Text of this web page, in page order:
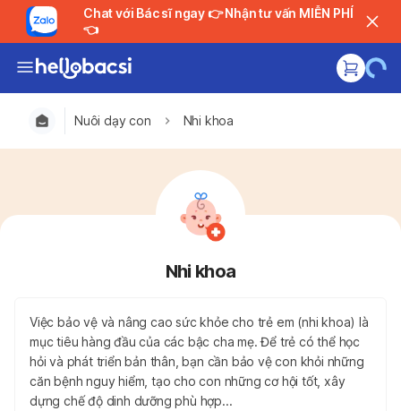
Chat với Bác sĩ ngay 👉 Nhận tư vấn MIỄN PHÍ
👈
Nuôi dạy con Nhi khoa
Nhi khoa
Việc bảo vệ và nâng cao sức khỏe cho trẻ em (nhi khoa) là
mục tiêu hàng đầu của các bậc cha mẹ. Để trẻ có thể học
hỏi và phát triển bản thân, bạn cần bảo vệ con khỏi những
căn bệnh nguy hiểm, tạo cho con những cơ hội tốt, xây
dựng chế độ dinh dưỡng phù hợp...